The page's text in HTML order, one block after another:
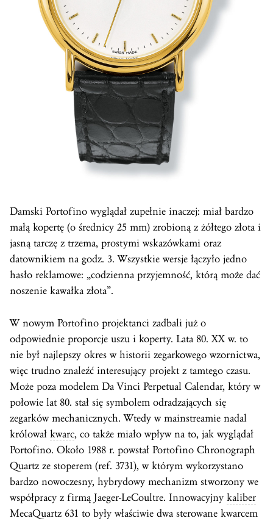
Damski Portofino wyglądał zupełnie inaczej: miał bardzo
małą kopertę (o średnicy 25 mm) zrobioną z żółtego złota i
jasną tarczę z trzema, prostymi wskazówkami oraz
datownikiem na godz. 3. Wszystkie wersje łączyło jedno
hasło reklamowe: „codzienna przyjemność, którą może dać
noszenie kawałka złota”.
W nowym Portofino projektanci zadbali już o
odpowiednie proporcje uszu i koperty. Lata 80. XX w. to
nie był najlepszy okres w historii zegarkowego wzornictwa,
więc trudno znaleźć interesujący projekt z tamtego czasu.
Może poza modelem Da Vinci Perpetual Calendar, który w
połowie lat 80. stał się symbolem odradzających się
zegarków mechanicznych. Wtedy w mainstreamie nadal
królował kwarc, co także miało wpływ na to, jak wyglądał
Portofino. Około 1988 r. powstał Portofino Chronograph
Quartz ze stoperem (ref. 3731), w którym wykorzystano
bardzo nowoczesny, hybrydowy mechanizm stworzony we
współpracy z firmą Jaeger-LeCoultre. Innowacyjny kaliber
MecaQuartz 631 to były właściwie dwa sterowane kwarcem